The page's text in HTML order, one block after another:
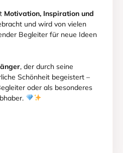
Motivation, Inspiration und
und wird von vielen
Begleiter für neue Ideen
, der durch seine
Schönheit begeistert –
oder als besonderes